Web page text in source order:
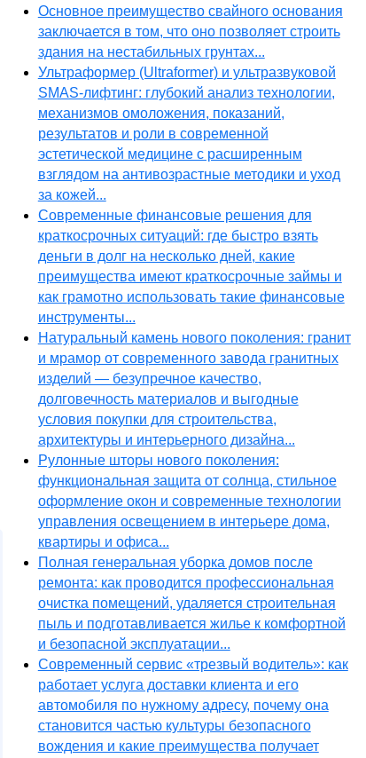
Основное преимущество свайного основания
заключается в том, что оно позволяет строить
здания на нестабильных грунтах...
Ультраформер (Ultraformer) и ультразвуковой
SMAS-лифтинг: глубокий анализ технологии,
механизмов омоложения, показаний,
результатов и роли в современной
эстетической медицине с расширенным
взглядом на антивозрастные методики и уход
за кожей...
Современные финансовые решения для
краткосрочных ситуаций: где быстро взять
деньги в долг на несколько дней, какие
преимущества имеют краткосрочные займы и
как грамотно использовать такие финансовые
инструменты...
Натуральный камень нового поколения: гранит
и мрамор от современного завода гранитных
изделий — безупречное качество,
долговечность материалов и выгодные
условия покупки для строительства,
архитектуры и интерьерного дизайна...
Рулонные шторы нового поколения:
функциональная защита от солнца, стильное
оформление окон и современные технологии
управления освещением в интерьере дома,
квартиры и офиса...
Полная генеральная уборка домов после
ремонта: как проводится профессиональная
очистка помещений, удаляется строительная
пыль и подготавливается жилье к комфортной
и безопасной эксплуатации...
Современный сервис «трезвый водитель»: как
работает услуга доставки клиента и его
автомобиля по нужному адресу, почему она
становится частью культуры безопасного
вождения и какие преимущества получает